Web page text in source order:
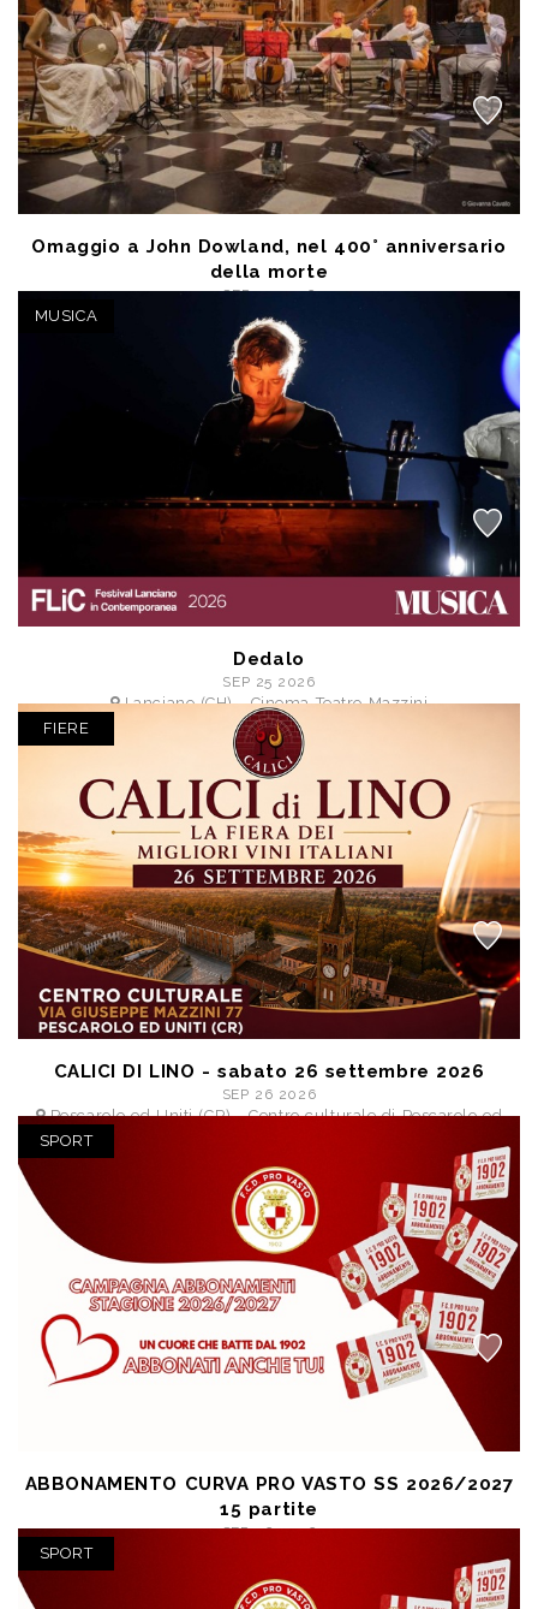
Omaggio a John Dowland, nel 400° anniversario
della morte
SEP 25 2026
Palermo (PA) - Oratorio Santa Cita
a partire da € 8,00
MUSICA
Dedalo
SEP 25 2026
Lanciano (CH) - Cinema Teatro Mazzini
a partire da € 5,40
FIERE
CALICI DI LINO - sabato 26 settembre 2026
SEP 26 2026
Pescarolo ed Uniti (CR) - Centro culturale di Pescarolo ed
SPORT
ABBONAMENTO CURVA PRO VASTO SS 2026/2027
15 partite
SEP 26 2026
posto unico € 100,00
SPORT